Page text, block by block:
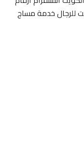
للرجال خدمة مساج